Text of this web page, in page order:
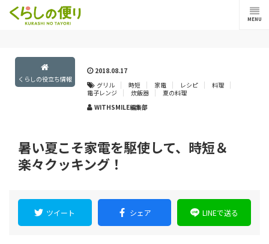
MENU
くらしの役立ち情報
2018.08.17
グリル
時短 家電 レシピ
料理
電子レンジ
炊飯器
夏の料理
WITHSMILE編集部
暑い夏こそ家電を駆使して、時短＆
楽々クッキング！
ツイート シェア LINEで送る